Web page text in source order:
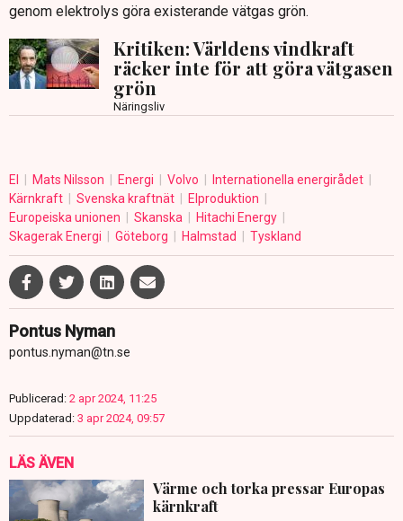
genom elektrolys göra existerande vätgas grön.
Kritiken: Världens vindkraft
räcker inte för att göra vätgasen
grön
Näringsliv
El Mats Nilsson Energi Volvo
Internationella energirådet
Kärnkraft
Svenska kraftnät
Elproduktion
Europeiska unionen
Skanska
Hitachi Energy
Skagerak Energi
Göteborg Halmstad Tyskland
Pontus Nyman
pontus.nyman@tn.se
Publicerad: 2 apr 2024, 11:25
Uppdaterad: 3 apr 2024, 09:57
LÄS ÄVEN
Värme och torka pressar Europas
kärnkraft